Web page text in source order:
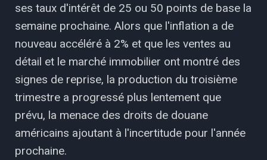
ses taux d'intérêt de 25 ou 50 points de base la
semaine prochaine. Alors que l'inflation a de
nouveau accéléré à 2% et que les ventes au
détail et le marché immobilier ont montré des
signes de reprise, la production du troisième
trimestre a progressé plus lentement que
prévu, la menace des droits de douane
américains ajoutant à l'incertitude pour l'année
prochaine.